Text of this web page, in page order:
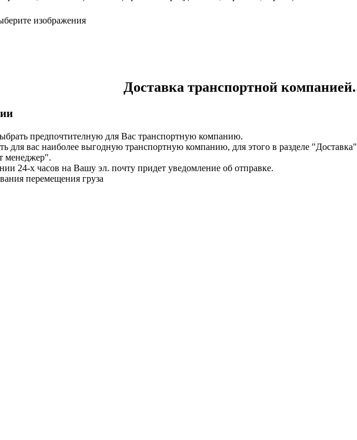
изображения
Доставка транспортной компанией.
предпочтителную для Вас транспортную компанию.
для вас наиболее выгодную транспортную компанию, для этого в разделе "Доставка"
менеджер".
24-х часов на Вашу эл. почту придет уведомление об отправке.
перемещения груза